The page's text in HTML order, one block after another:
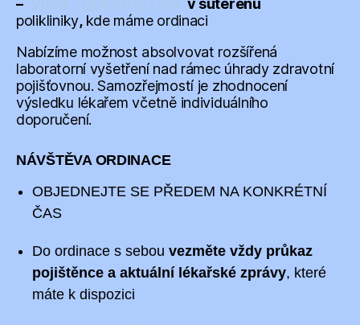
–
v suterénu
polikliniky, kde máme ordinaci
Nabízíme možnost absolvovat rozšířená
laboratorní vyšetření nad rámec úhrady zdravotní
pojišťovnou. Samozřejmostí je zhodnocení
výsledku lékařem včetně individuálního
doporučení.
NÁVŠTĚVA ORDINACE
OBJEDNEJTE SE PŘEDEM NA KONKRÉTNÍ
ČAS
Do ordinace s sebou vezměte vždy průkaz
pojištěnce a aktuální lékařské zprávy, které
máte k dispozici